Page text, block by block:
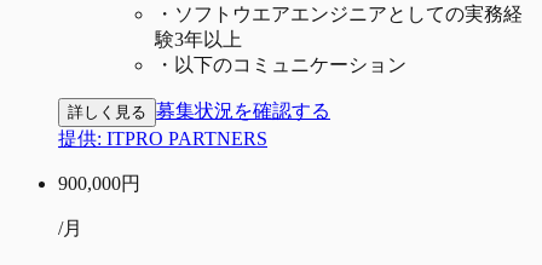
・ ソフトウエアエンジニアとしての実務経
験3年以上
・ 以下のコミュニケーション
詳しく見る 募集状況を確認する
提供: ITPRO PARTNERS
900,000円
/月